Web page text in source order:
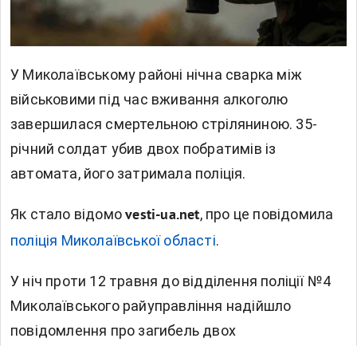
У Миколаївському районі нічна сварка між
військовими під час вживання алкоголю
завершилася смертельною стріляниною. 35-
річний солдат убив двох побратимів із
автомата, його затримала поліція.
Як стало відомоvesti-ua.net, про це повідомила
поліція Миколаївської області.
У ніч проти 12 травня до відділення поліції №4
Миколаївського райуправління надійшло
повідомлення про загибель двох